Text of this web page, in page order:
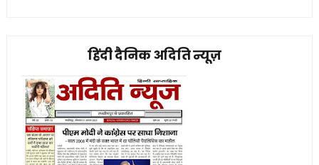
हिंदी दैनिक अदिति न्यूज़